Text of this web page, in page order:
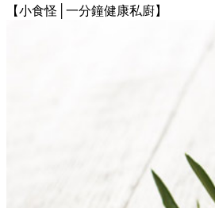
【小食怪│一分鐘健康私廚】